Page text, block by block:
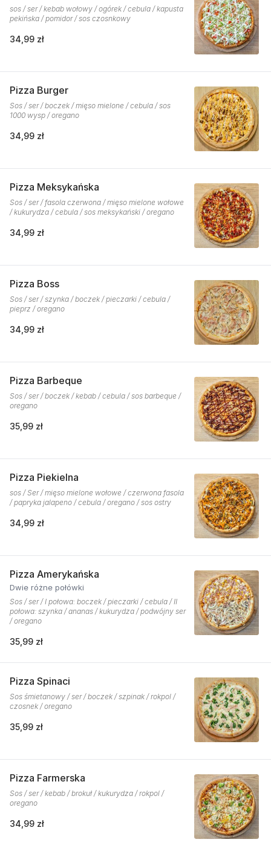
sos / ser / kebab wołowy / ogórek / cebula / kapusta
pekińska / pomidor / sos czosnkowy
34,99 zł
Pizza Burger
Sos / ser / boczek / mięso mielone / cebula / sos
1000 wysp / oregano
34,99 zł
Pizza Meksykańska
Sos / ser / fasola czerwona / mięso mielone wołowe
/ kukurydza / cebula / sos meksykański / oregano
34,99 zł
Pizza Boss
Sos / ser / szynka / boczek / pieczarki / cebula /
pieprz / oregano
34,99 zł
Pizza Barbeque
Sos / ser / boczek / kebab / cebula / sos barbeque /
oregano
35,99 zł
Pizza Piekielna
sos / Ser / mięso mielone wołowe / czerwona fasola
/ papryka jalapeno / cebula / oregano / sos ostry
34,99 zł
Pizza Amerykańska
Dwie różne połówki
Sos / ser / I połowa: boczek / pieczarki / cebula / II
połowa: szynka / ananas / kukurydza / podwójny ser
/ oregano
35,99 zł
Pizza Spinaci
Sos śmietanowy / ser / boczek / szpinak / rokpol /
czosnek / oregano
35,99 zł
Pizza Farmerska
Sos / ser / kebab / brokuł / kukurydza / rokpol /
oregano
34,99 zł